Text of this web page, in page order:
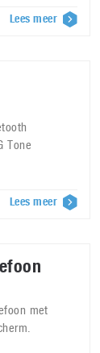
Lees meer
Tone
Lees meer
met